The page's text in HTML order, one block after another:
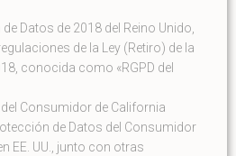
de Datos de 2018 del Reino Unido,
de la Ley (Retiro) de la
conocida como «RGPD del
del Consumidor de California
de Datos del Consumidor
EE. UU., junto con otras